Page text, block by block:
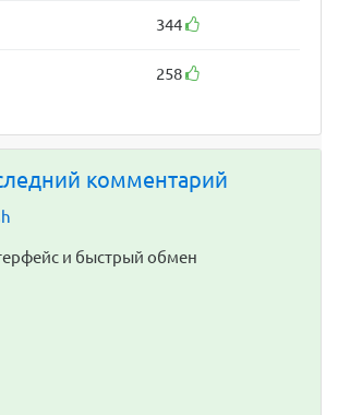
344
258
комментарий
и быстрый обмен